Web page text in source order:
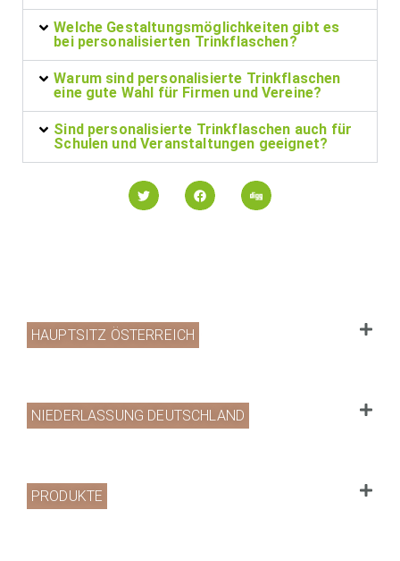
Welche Gestaltungsmöglichkeiten gibt es
bei personalisierten Trinkflaschen?
Warum sind personalisierte Trinkflaschen
eine gute Wahl für Firmen und Vereine?
Sind personalisierte Trinkflaschen auch für
Schulen und Veranstaltungen geeignet?
HAUPTSITZ ÖSTERREICH
NIEDERLASSUNG DEUTSCHLAND
PRODUKTE